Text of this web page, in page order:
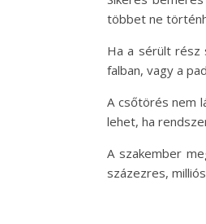
többet ne
Ha a sérült rész
falban, vagy a
A csőtörés nem
lehet, ha
A szakember
százezres,